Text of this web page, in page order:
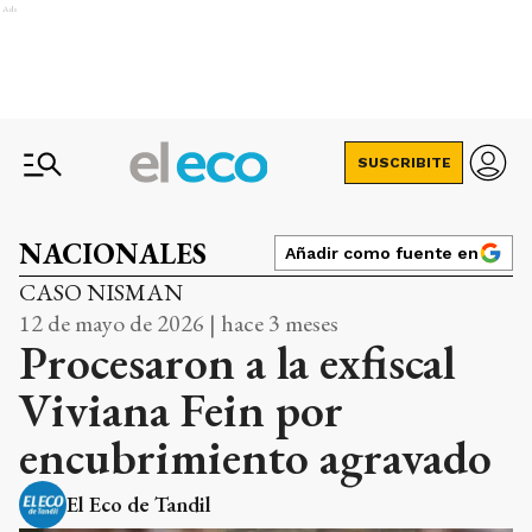
Ads
SUSCRIBITE
NACIONALES Añadir como fuente en
CASO NISMAN
12 de mayo de 2026 | hace 3 meses
Procesaron a la exfiscal
Viviana Fein por
encubrimiento agravado
El Eco de Tandil